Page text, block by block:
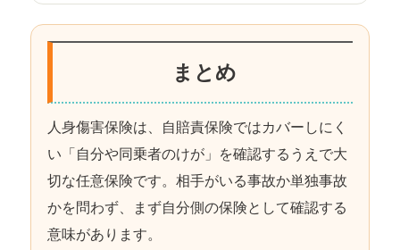
まとめ
人身傷害保険は、自賠責保険ではカバーしにく
い「自分や同乗者のけが」を確認するうえで大
切な任意保険です。相手がいる事故か単独事故
かを問わず、まず自分側の保険として確認する
意味があります。